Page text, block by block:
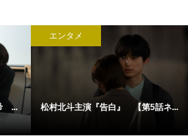
...
エンタメ
松村北斗主演『告白』 【第5話ネ...